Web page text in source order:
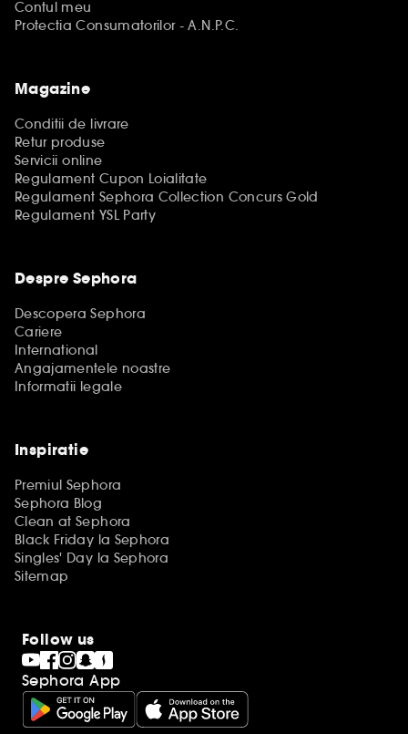
Contul meu
Protectia Consumatorilor - A.N.P.C.
Magazine
Conditii de livrare
Retur produse
Servicii online
Regulament Cupon Loialitate
Regulament Sephora Collection Concurs Gold
Regulament YSL Party
Despre Sephora
Descopera Sephora
Cariere
International
Angajamentele noastre
Informatii legale
Inspiratie
Premiul Sephora
Sephora Blog
Clean at Sephora
Black Friday la Sephora
Singles' Day la Sephora
Sitemap
Follow us
Sephora App